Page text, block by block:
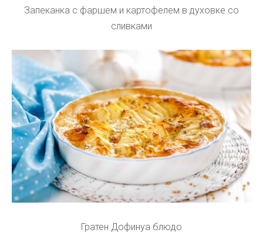
Запеканка с фаршем и картофелем в духовке со
сливками
Гратен Дофинуа блюдо